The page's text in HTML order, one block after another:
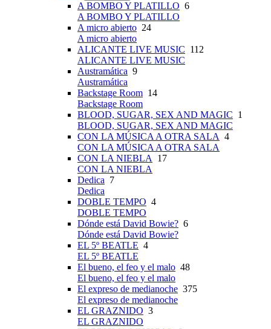
A BOMBO Y PLATILLO 6
A BOMBO Y PLATILLO
A micro abierto 24
A micro abierto
ALICANTE LIVE MUSIC 112
ALICANTE LIVE MUSIC
Austramática 9
Austramática
Backstage Room 14
Backstage Room
BLOOD, SUGAR, SEX AND MAGIC 1
BLOOD, SUGAR, SEX AND MAGIC
CON LA MÚSICA A OTRA SALA 4
CON LA MÚSICA A OTRA SALA
CON LA NIEBLA
17
CON LA NIEBLA
Dedica 7
Dedica
DOBLE TEMPO 4
DOBLE TEMPO
Dónde está David Bowie? 6
Dónde está David Bowie?
EL 5º BEATLE 4
EL 5º BEATLE
El bueno, el feo y el malo 48
El bueno, el feo y el malo
El expreso de medianoche 375
El expreso de medianoche
EL GRAZNIDO 3
EL GRAZNIDO